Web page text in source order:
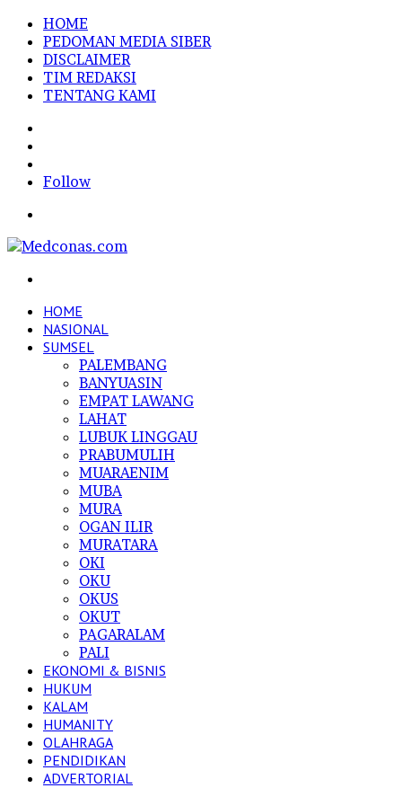
HOME
PEDOMAN MEDIA SIBER
DISCLAIMER
TIM REDAKSI
TENTANG KAMI
In
Follow
HOME
NASIONAL
SUMSEL
PALEMBANG
BANYUASIN
EMPAT LAWANG
LAHAT
LUBUK LINGGAU
PRABUMULIH
MUARAENIM
MUBA
MURA
OGAN ILIR
MURATARA
OKI
OKU
OKUS
OKUT
PAGARALAM
PALI
EKONOMI & BISNIS
HUKUM
KALAM
HUMANITY
OLAHRAGA
PENDIDIKAN
ADVERTORIAL